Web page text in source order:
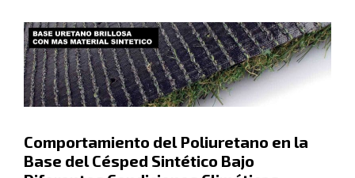
Comportamiento del Poliuretano en la
Base del Césped Sintético Bajo